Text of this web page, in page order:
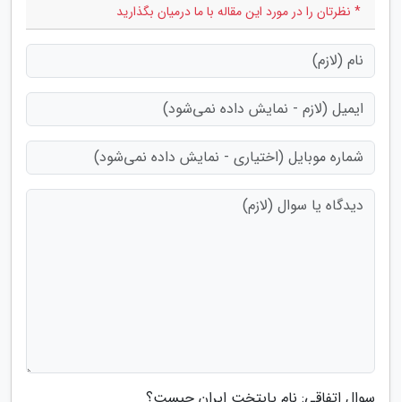
* نظرتان را در مورد این مقاله با ما درمیان بگذارید